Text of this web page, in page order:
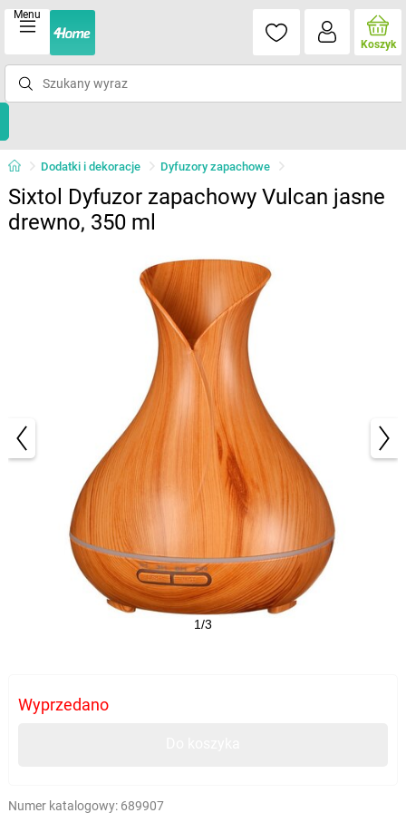
Menu
Koszyk
Dodatki i dekoracje Dyfuzory zapachowe
Sixtol Dyfuzor zapachowy Vulcan jasne
drewno, 350 ml
1/3
Wyprzedano
Numer katalogowy: 689907